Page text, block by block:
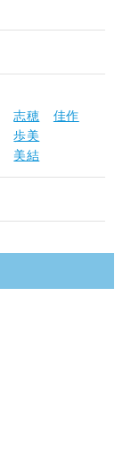
志穂
佳作
歩美
美結